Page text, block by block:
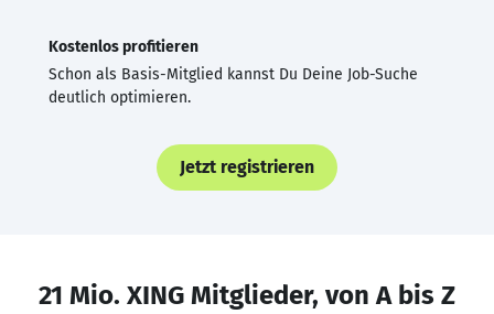
Kostenlos profitieren
Schon als Basis-Mitglied kannst Du Deine Job-Suche
deutlich optimieren.
Jetzt registrieren
21 Mio. XING Mitglieder, von A bis Z